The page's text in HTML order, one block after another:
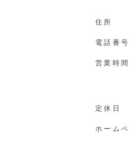
住所
電話番号
営業時間
定休日
ホームペ